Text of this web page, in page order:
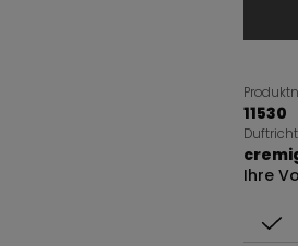
11530
Ihre